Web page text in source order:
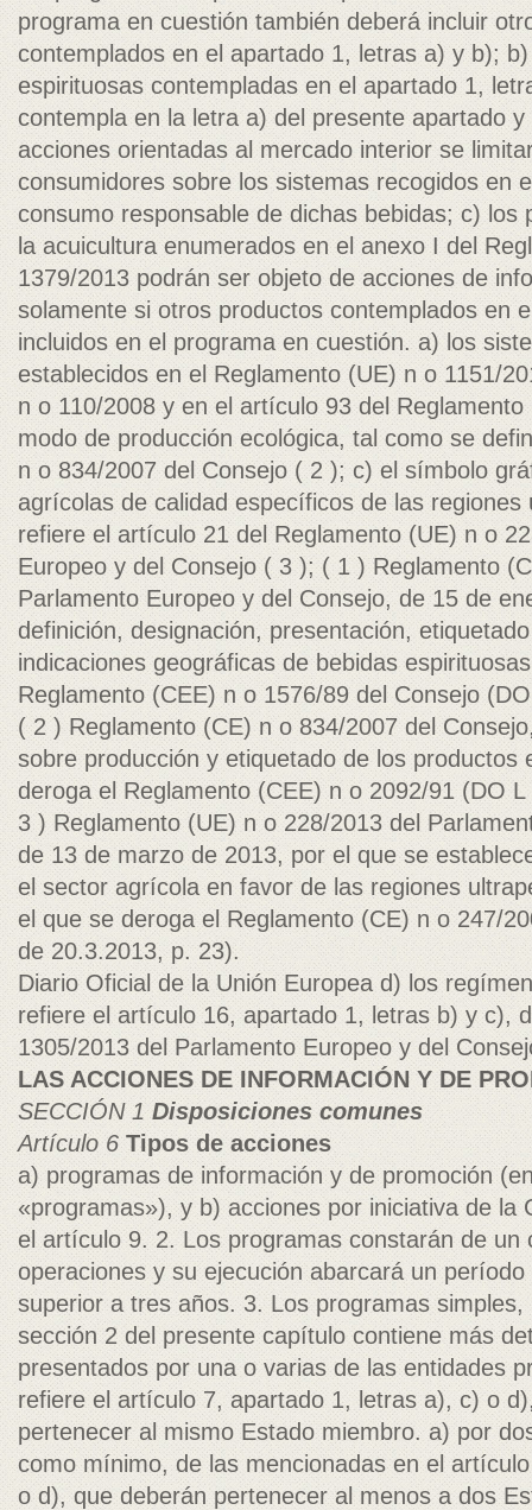
programa en cuestión también deberá incluir
contemplados en el apartado 1, letras a) y b);
espirituosas contempladas en el apartado 1,
contempla en la letra a) del presente apartado
acciones orientadas al mercado interior se
consumidores sobre los sistemas recogidos en
consumo responsable de dichas bebidas; c) los
la acuicultura enumerados en el anexo I del
1379/2013 podrán ser objeto de acciones de
solamente si otros productos contemplados en
incluidos en el programa en cuestión. a) los
establecidos en el Reglamento (UE) n o 1151/
n o 110/2008 y en el artículo 93 del
modo de producción ecológica, tal como se
n o 834/2007 del Consejo ( 2 ); c) el símbolo
agrícolas de calidad específicos de las
refiere el artículo 21 del Reglamento (UE) n o
Europeo y del Consejo ( 3 ); ( 1 ) Reglamento
Parlamento Europeo y del Consejo, de 15 de
definición, designación, presentación,
indicaciones geográficas de bebidas
Reglamento (CEE) n o 1576/89 del Consejo
( 2 ) Reglamento (CE) n o 834/2007 del
sobre producción y etiquetado de los productos
deroga el Reglamento (CEE) n o 2092/91 (DO
3 ) Reglamento (UE) n o 228/2013 del
de 13 de marzo de 2013, por el que se
el sector agrícola en favor de las regiones
el que se deroga el Reglamento (CE) n o 247/
de 20.3.2013, p. 23).
Diario Oficial de la Unión Europea d) los
refiere el artículo 16, apartado 1, letras b) y c),
1305/2013 del Parlamento Europeo y del
LAS ACCIONES DE INFORMACIÓN Y DE
SECCIÓN 1Disposiciones comunes
Artículo 6 Tipos de acciones
a) programas de información y de promoción
«programas»), y b) acciones por iniciativa de la
el artículo 9. 2. Los programas constarán de un
operaciones y su ejecución abarcará un
superior a tres años. 3. Los programas
sección 2 del presente capítulo contiene más
presentados por una o varias de las entidades
refiere el artículo 7, apartado 1, letras a), c) o
pertenecer al mismo Estado miembro. a) por
como mínimo, de las mencionadas en el
o d), que deberán pertenecer al menos a dos